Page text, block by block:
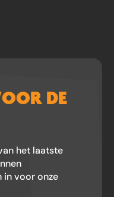
DE
het laatste
in voor onze